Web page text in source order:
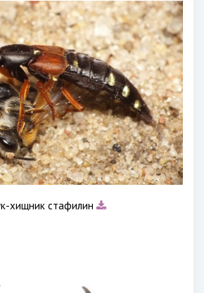
хищник стафилин